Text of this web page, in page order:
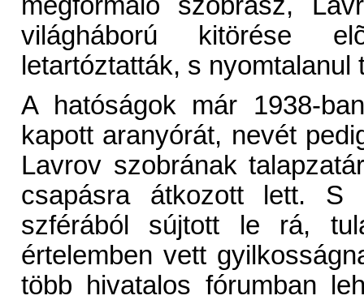
világháború kitörése
letartóztatták, s nyomtalanul
A hatóságok már 1938-
kapott aranyórát, nevét
Lavrov szobrának
csapásra átkozott lett.
szférából sújtott le rá,
értelemben vett
több hivatalos fórumban